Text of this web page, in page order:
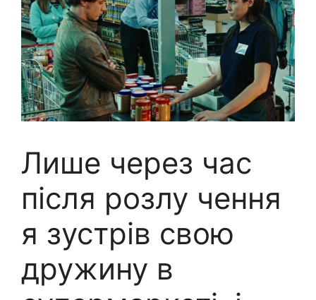
Лише через час
після розлу чення
я зустрів свою
дружину в